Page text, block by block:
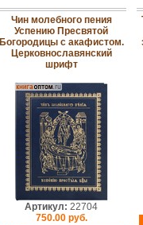
Чин молебного пения
Успению Пресвятой
Богородицы с акафистом.
Церковнославянский
шрифт
Артикул: 22704
750.00 руб.